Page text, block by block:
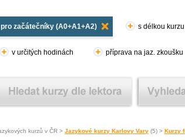
pro začátečníky (A0+A1+A2) s délkou kurzu
v určitých hodinách příprava na jaz. zkoušku
kurzů v ČR > Jazykové kurzy Karlovy Vary (5) > Kurzy